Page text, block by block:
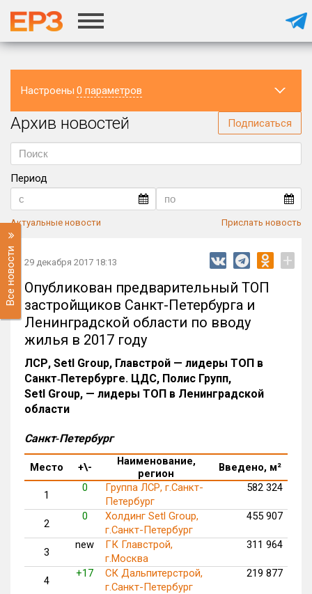
Настроены 0 параметров
Регион
Архив новостей Подписаться
Период
Актуальные новости Прислать новость
Все новости 29 декабря 2017 18:13 +
Опубликован предварительный ТОП
застройщиков Санкт-Петербурга и
Ленинградской области по вводу
жилья в 2017 году
ЛСР, Setl Group, Главстрой — лидеры ТОП в
Санкт‑Петербурге. ЦДС, Полис Групп,
Setl Group, — лидеры ТОП в Ленинградской
области
Санкт‑Петербург
Место +\-
Наименование,
регион
Введено, м²
1
0
Группа ЛСР, г.Санкт-
Петербург
582 324
2
0
Холдинг Setl Group,
г.Санкт-Петербург
455 907
3
new
ГК Главстрой,
г.Москва
311 964
4
+17
СК Дальпитерстрой,
г.Санкт-Петербург
219 877